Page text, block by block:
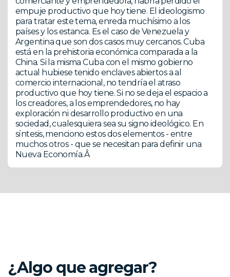
empuje productivo que hoy tiene. El ideologismo
para tratar este tema, enreda muchísimo a los
países y los estanca. Es el caso de Venezuela y
Argentina que son dos casos muy cercanos. Cuba
está en la prehistoria económica comparada a la
China. Si la misma Cuba con el mismo gobierno
actual hubiese tenido enclaves abiertos a al
comercio internacional, no tendría el atraso
productivo que hoy tiene. Si no se deja el espacio a
los creadores, a los emprendedores, no hay
exploración ni desarrollo productivo en una
sociedad, cualesquiera sea su signo ideológico. En
síntesis, menciono estos dos elementos - entre
muchos otros - que se necesitan para definir una
Nueva Economía.Â
¿Algo que agregar?